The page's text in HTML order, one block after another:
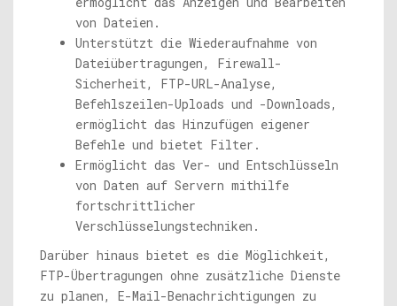
von Dateien.
Unterstützt die Wiederaufnahme von
Dateiübertragungen, Firewall-
Sicherheit, FTP-URL-Analyse,
Befehlszeilen-Uploads und -Downloads,
ermöglicht das Hinzufügen eigener
Befehle und bietet Filter.
Ermöglicht das Ver- und Entschlüsseln
von Daten auf Servern mithilfe
fortschrittlicher
Verschlüsselungstechniken.
Darüber hinaus bietet es die Möglichkeit,
FTP-Übertragungen ohne zusätzliche Dienste
zu planen, E-Mail-Benachrichtigungen zu